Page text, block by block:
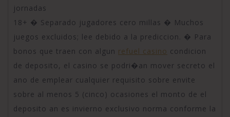
jornadas
18+ � Separado jugadores cero millas � Muchos
juegos excluidos; lee debido a la prediccion. � Para
bonos que traen con algun refuel casino condicion
de deposito, el casino se podri�an mover secreto el
ano de emplear cualquier requisito sobre envite
sobre al menos 5 (cinco) ocasiones el monto de el
deposito an es invierno exclusivo norma conforme la